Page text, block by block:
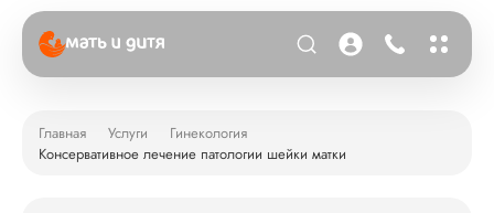
Главная Услуги
Гинекология
Консервативное лечение патологии шейки матки